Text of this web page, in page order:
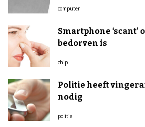
computer
Smartphone ‘scant’
bedorven is
chip
Politie heeft
nodig
politie